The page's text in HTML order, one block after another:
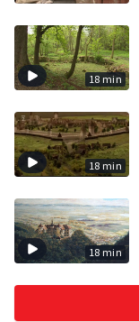
18 min
18 min
18 min